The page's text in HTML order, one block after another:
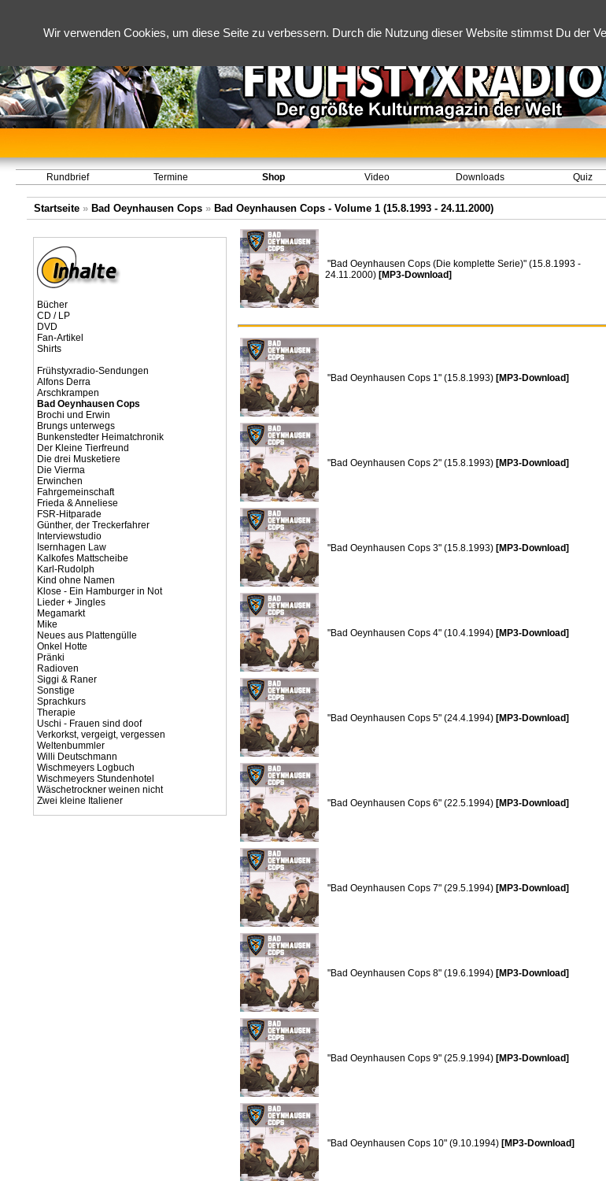
Wir verwenden Cookies, um diese Seite zu verbessern. Durch die Nutzung dieser Website stimmst Du der
Rundbrief Termine Shop Video Downloads Quiz
Startseite » Bad Oeynhausen Cops » Bad Oeynhausen Cops - Volume 1 (15.8.1993 - 24.11.2000)
Bücher
CD / LP
DVD
Fan-Artikel
Shirts
Frühstyxradio-Sendungen
Alfons Derra
Arschkrampen
Bad Oeynhausen Cops
Brochi und Erwin
Brungs unterwegs
Bunkenstedter Heimatchronik
Der Kleine Tierfreund
Die drei Musketiere
Die Vierma
Erwinchen
Fahrgemeinschaft
Frieda & Anneliese
FSR-Hitparade
Günther, der Treckerfahrer
Interviewstudio
Isernhagen Law
Kalkofes Mattscheibe
Karl-Rudolph
Kind ohne Namen
Klose - Ein Hamburger in Not
Lieder + Jingles
Megamarkt
Mike
Neues aus Plattengülle
Onkel Hotte
Pränki
Radioven
Siggi & Raner
Sonstige
Sprachkurs
Therapie
Uschi - Frauen sind doof
Verkorkst, vergeigt, vergessen
Weltenbummler
Willi Deutschmann
Wischmeyers Logbuch
Wischmeyers Stundenhotel
Wäschetrockner weinen nicht
Zwei kleine Italiener
"Bad Oeynhausen Cops (Die komplette Serie)" (15.8.1993 -
24.11.2000) [MP3-Download]
"Bad Oeynhausen Cops 1" (15.8.1993) [MP3-Download]
"Bad Oeynhausen Cops 2" (15.8.1993) [MP3-Download]
"Bad Oeynhausen Cops 3" (15.8.1993) [MP3-Download]
"Bad Oeynhausen Cops 4" (10.4.1994) [MP3-Download]
"Bad Oeynhausen Cops 5" (24.4.1994) [MP3-Download]
"Bad Oeynhausen Cops 6" (22.5.1994) [MP3-Download]
"Bad Oeynhausen Cops 7" (29.5.1994) [MP3-Download]
"Bad Oeynhausen Cops 8" (19.6.1994) [MP3-Download]
"Bad Oeynhausen Cops 9" (25.9.1994) [MP3-Download]
"Bad Oeynhausen Cops 10" (9.10.1994) [MP3-Download]